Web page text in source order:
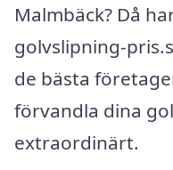
Malmbäck? Då
golvslipning-
de bästa
förvandla dina
extraordinärt.